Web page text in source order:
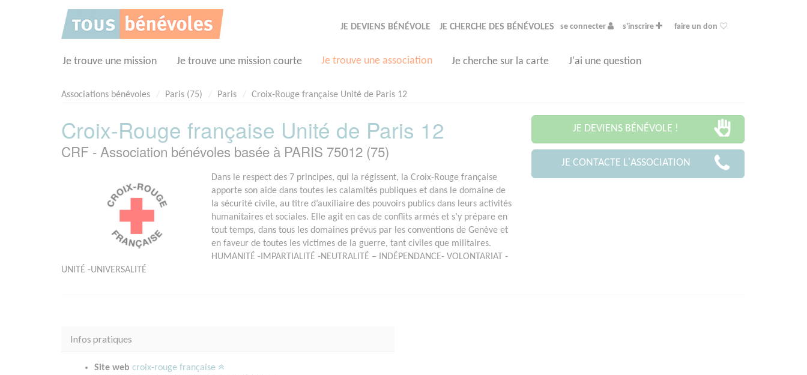
JE DEVIENS BÉNÉVOLE JE CHERCHE DES BÉNÉVOLES se connecter s'inscrire faire un don
Je trouve une mission Je trouve une mission courte Je trouve une association Je cherche sur la carte J'ai une question
Associations bénévoles Paris (75) Paris Croix-Rouge française Unité de Paris 12
Croix-Rouge française Unité de Paris 12
CRF - Association bénévoles basée à PARIS 75012 (75)
Dans le respect des 7 principes, qui la régissent, la Croix-Rouge française
apporte son aide dans toutes les calamités publiques et dans le domaine de
la sécurité civile, au titre d’auxiliaire des pouvoirs publics dans leurs activités
humanitaires et sociales. Elle agit en cas de conflits armés et s’y prépare en
tout temps, dans tous les domaines prévus par les conventions de Genève et
en faveur de toutes les victimes de la guerre, tant civiles que militaires.
HUMANITÉ -IMPARTIALITÉ -NEUTRALITÉ – INDÉPENDANCE- VOLONTARIAT -
UNITÉ -UNIVERSALITÉ
JE DEVIENS BÉNÉVOLE !
JE CONTACTE L'ASSOCIATION
Infos pratiques
Site web croix-rouge française